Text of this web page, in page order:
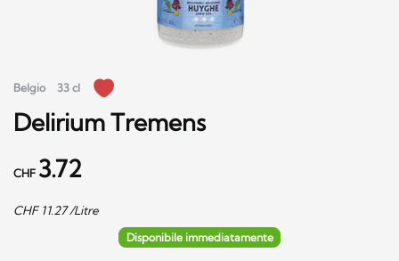
Belgio 33 cl
Delirium Tremens
CHF 3.72
CHF 11.27/Litre
Disponibile immediatamente